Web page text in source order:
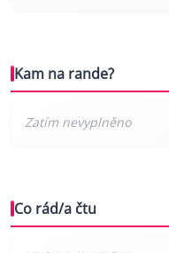
Kam na rande?
Co rád/a čtu